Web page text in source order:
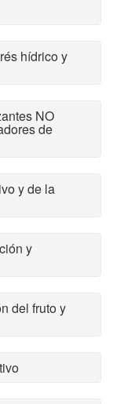
hídrico y
NO
de
y de la
y
del fruto y